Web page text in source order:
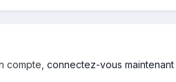
compte, connectez-vous maintenant